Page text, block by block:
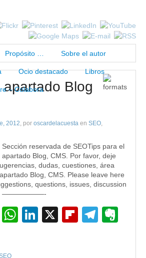
Propósito … Sobre el autor
Ocio destacado Libros
– Colabora
apartado Blog
2012, por oscardelacuesta en SEO,
Sección reservada de SEOTips para el
apartado Blog, CMS. Por favor, deje
dudas, cuestiones, área
Blog, CMS. Please leave here
questions, issues, discussion
——————-
EmailWhatsApp
LinkedIn
X Flipboard